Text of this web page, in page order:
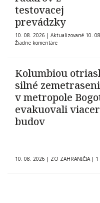
testovacej
prevádzky
10. 08. 2026 | Aktualizované 10.
Žiadne komentáre
Kolumbiou
silné
v metropole
evakuovali
budov
10. 08. 2026 | ZO ZAHRANIČIA | 1